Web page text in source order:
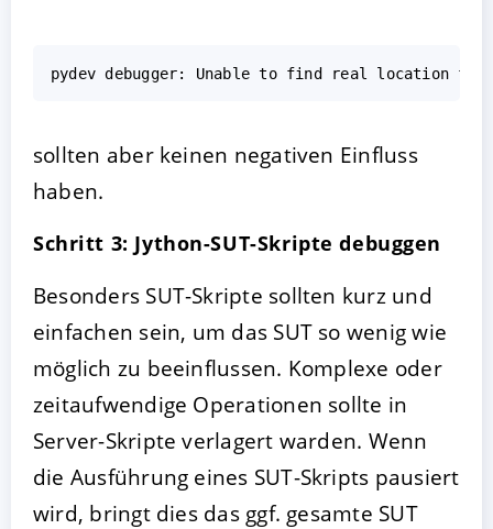
sollten aber keinen negativen Einfluss
haben.
Schritt 3: Jython-SUT-Skripte debuggen
Besonders SUT-Skripte sollten kurz und
einfachen sein, um das SUT so wenig wie
möglich zu beeinflussen. Komplexe oder
zeitaufwendige Operationen sollte in
Server-Skripte verlagert warden. Wenn
die Ausführung eines SUT-Skripts pausiert
wird, bringt dies das ggf. gesamte SUT